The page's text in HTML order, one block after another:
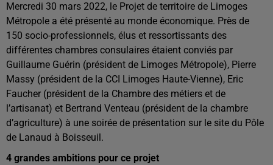
Mercredi 30 mars 2022, le Projet de territoire de Limoges
Métropole a été présenté au monde économique. Près de
150 socio-professionnels, élus et ressortissants des
différentes chambres consulaires étaient conviés par
Guillaume Guérin (président de Limoges Métropole), Pierre
Massy (président de la CCI Limoges Haute-Vienne), Eric
Faucher (président de la Chambre des métiers et de
l’artisanat) et Bertrand Venteau (président de la chambre
d’agriculture) à une soirée de présentation sur le site du Pôle
de Lanaud à Boisseuil.
4 grandes ambitions pour ce projet